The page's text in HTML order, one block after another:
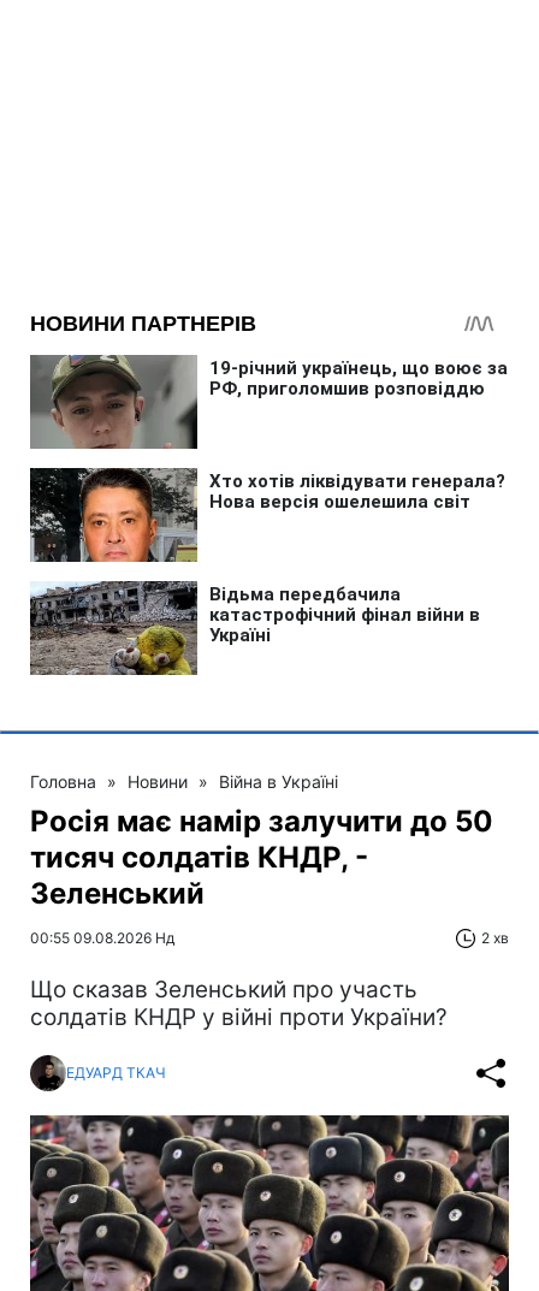
Головна » Новини » Війна в Україні
Росія має намір залучити до 50
тисяч солдатів КНДР, -
Зеленський
00:55 09.08.2026 Нд 2 хв
Що сказав Зеленський про участь
солдатів КНДР у війні проти України?
ЕДУАРД ТКАЧ